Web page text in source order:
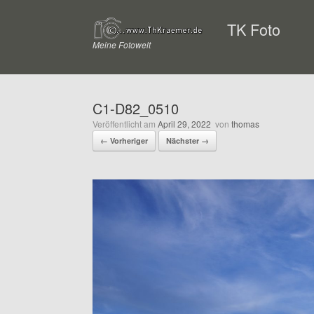
TK Foto
Meine Fotowelt
C1-D82_0510
Veröffentlicht am April 29, 2022 von thomas
← Vorheriger Nächster →